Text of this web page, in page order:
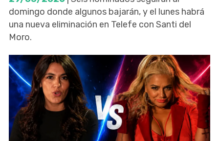
domingo donde algunos bajarán, y el lunes habrá
una nueva eliminación en Telefe con Santi del
Moro.